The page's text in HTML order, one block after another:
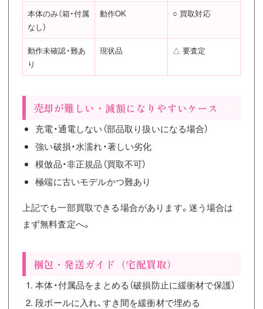
本体のみ（箱・付属
なし）
動作OK ○ 買取対応
動作未確認・難あ
り
現状品 △ 要査定
売却が難しい・減額になりやすいケース
充電・通電しない（部品取り扱いになる場合）
強い破損・水濡れ・著しい劣化
模倣品・非正規品（買取不可）
極端に古いモデルかつ難あり
上記でも一部買取できる場合があります。迷う場合は
まず無料査定へ。
梱包・発送ガイド（宅配買取）
本体・付属品をまとめる（破損防止に緩衝材で保護）
段ボールに入れ、すき間を緩衝材で埋める